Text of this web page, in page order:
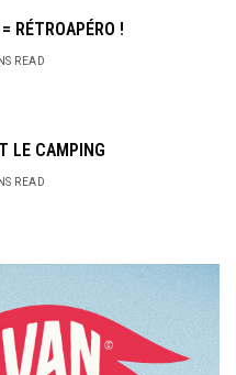
RÉTROAPÉRO !
READ
LE CAMPING
READ